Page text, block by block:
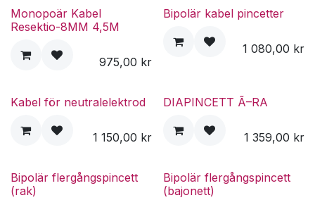
Monopoär Kabel
Resektio-8MM 4,5M
975,00 kr
Bipolär kabel pincetter
1 080,00 kr
Kabel för neutralelektrod
1 150,00 kr
DIAPINCETT Ã–RA
1 359,00 kr
Bipolär flergångspincett
(rak)
Bipolär flergångspincett
(bajonett)